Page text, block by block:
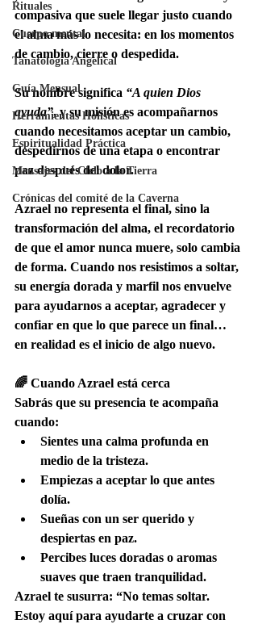
Rituales
Cuerpo mental
Tanatología Angelical
Guía Mensual
Herramientas Holísticas
Espiritualidad Práctica
Mensajes del Cielo a la Tierra
Crónicas del comité de la Caverna
compasiva que suele llegar justo cuando
el alma más lo necesita: en los momentos
de cambio, cierre o despedida.
Su nombre significa “A quien Dios
ayuda”, y su misión es acompañarnos
cuando necesitamos aceptar un cambio,
despedirnos de una etapa o encontrar
paz después del dolor.
Azrael no representa el final, sino la
transformación del alma, el recordatorio
de que el amor nunca muere, solo cambia
de forma. Cuando nos resistimos a soltar,
su energía dorada y marfil nos envuelve
para ayudarnos a aceptar, agradecer y
confiar en que lo que parece un final…
en realidad es el inicio de algo nuevo.
🌈 Cuando Azrael está cerca
Sabrás que su presencia te acompaña
cuando:
Sientes una calma profunda en
medio de la tristeza.
Empiezas a aceptar lo que antes
dolía.
Sueñas con un ser querido y
despiertas en paz.
Percibes luces doradas o aromas
suaves que traen tranquilidad.
Azrael te susurra: “No temas soltar.
Estoy aquí para ayudarte a cruzar con